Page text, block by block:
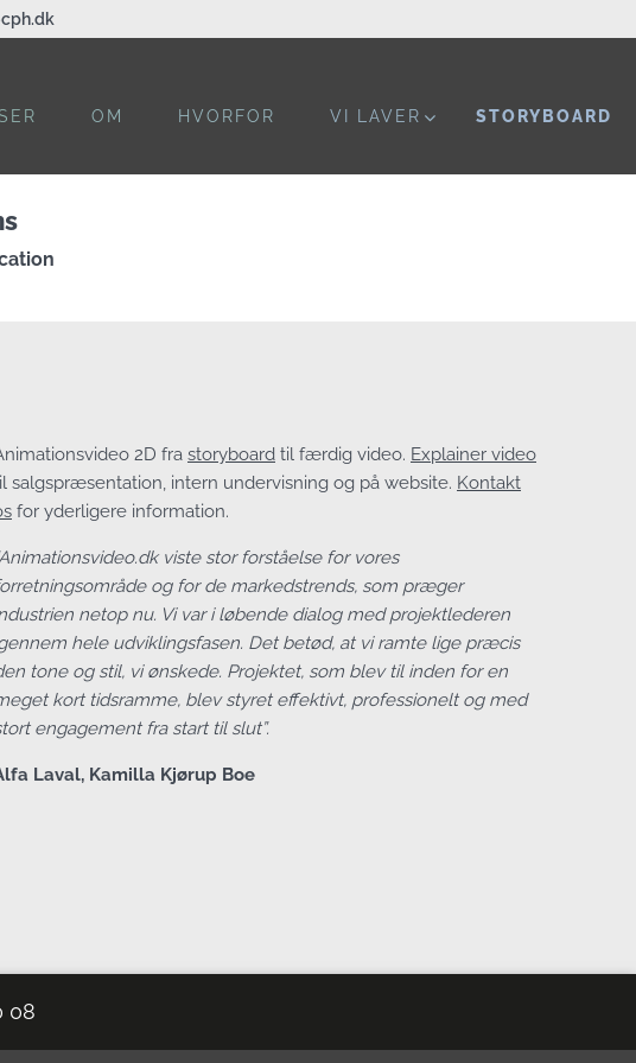
OM HVORFOR VI LAVER STORYBOARD
2D fra storyboard til færdig video. Explainer video
salgspræsentation, intern undervisning og på website. Kontakt
for yderligere information.
viste stor forståelse for vores
og for de markedstrends, som præger
netop nu. Vi var i løbende dialog med projektlederen
hele udviklingsfasen. Det betød, at vi ramte lige præcis
tone og stil, vi ønskede. Projektet, som blev til inden for en
kort tidsramme, blev styret effektivt, professionelt og med
engagement fra start til slut”.
Laval, Kamilla Kjørup Boe
08